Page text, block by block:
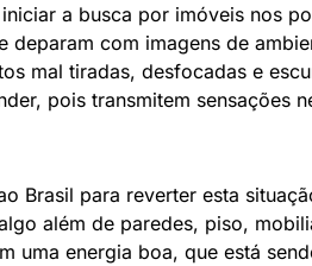
a busca por imóveis nos
deparam com imagens de
mal tiradas, desfocadas e
pois transmitem sensações
Brasil para reverter esta
além de paredes, piso,
uma energia boa, que está